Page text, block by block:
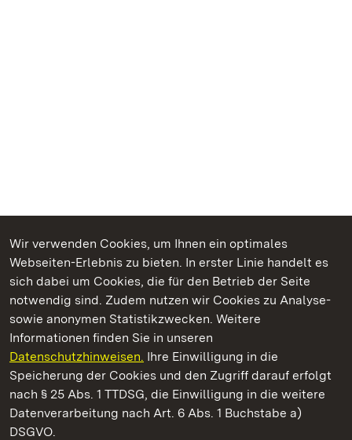
Wir verwenden Cookies, um Ihnen ein optimales
Webseiten-Erlebnis zu bieten. In erster Linie handelt es
sich dabei um Cookies, die für den Betrieb der Seite
notwendig sind. Zudem nutzen wir Cookies zu Analyse-
sowie anonymen Statistikzwecken. Weitere
Informationen finden Sie in unseren
Datenschutzhinweisen. Ihre Einwilligung in die
Speicherung der Cookies und den Zugriff darauf erfolgt
nach § 25 Abs. 1 TTDSG, die Einwilligung in die weitere
Datenverarbeitung nach Art. 6 Abs. 1 Buchstabe a)
DSGVO.
Kommen. Staunen. Genießen.
Schloss und Schlossgarten Weikersheim
Staatliche Schlösser und Gärten Baden-Württemberg
Kontakt